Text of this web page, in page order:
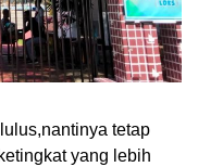
tetap
yang lebih